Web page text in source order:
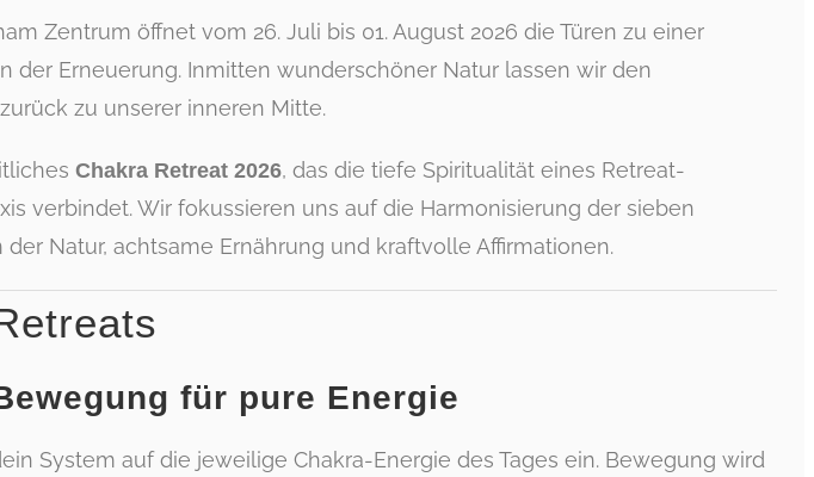
Zentrum öffnet vom 26. Juli bis 01. August 2026 die Türen zu einer
der Erneuerung. Inmitten wunderschöner Natur lassen wir den
zu unserer inneren Mitte.
Chakra Retreat 2026, das die tiefe Spiritualität eines Retreat-
verbindet. Wir fokussieren uns auf die Harmonisierung der sieben
Natur, achtsame Ernährung und kraftvolle Affirmationen.
für pure Energie
System auf die jeweilige Chakra-Energie des Tages ein. Bewegung wird